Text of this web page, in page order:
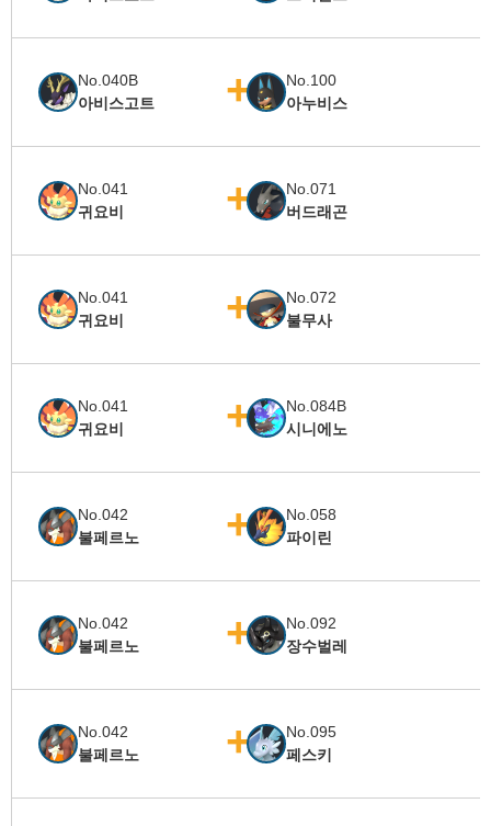
No.040B
아비스고트
No.100
아누비스
No.041
귀요비
No.071
버드래곤
No.041
귀요비
No.072
불무사
No.041
귀요비
No.084B
시니에노
No.042
불페르노
No.058
파이린
No.042
불페르노
No.092
장수벌레
No.042
불페르노
No.095
페스키